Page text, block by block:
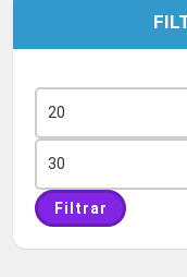
mínimo
máximo
Filtrar